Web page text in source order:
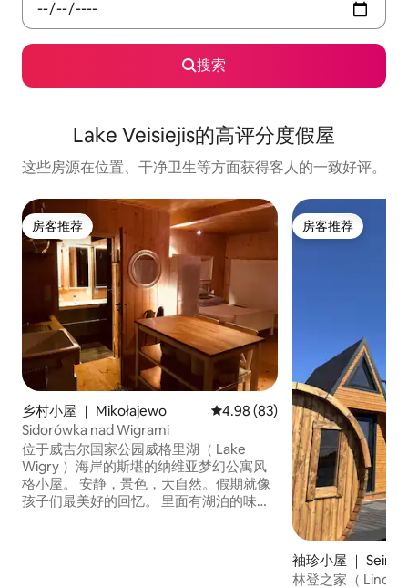
搜索
Lake Veisiejis的高评分度假屋
这些房源在位置、干净卫生等方面获得客人的一致好评。
房客推荐
房客推荐
乡村小屋 ｜ Mikołajewo 平均评分 4.98 分（满分 5 分）
4.98 (83)
Sidorówka nad Wigrami
位于威吉尔国家公园威格里湖（ Lake
Wigry ）海岸的斯堪的纳维亚梦幻公寓风
格小屋。 安静，景色，大自然。假期就像
孩子们最美好的回忆。 里面有湖泊的味
房客推荐
房客推荐
袖珍小屋 ｜
林登之家（